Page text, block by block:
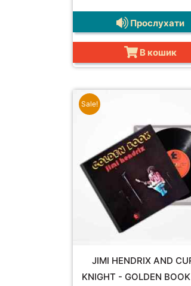
Прослухати
В кошик
Sale!
JIMI HENDRIX AND
KNIGHT - GOLDEN